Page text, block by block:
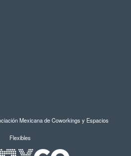
Mexicana de Coworkings y Espacios
Flexibles